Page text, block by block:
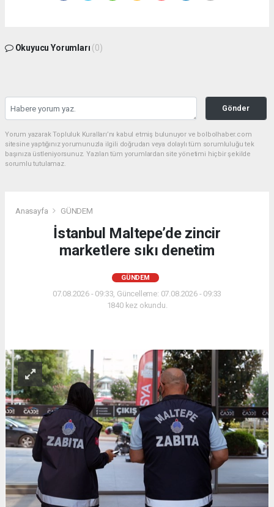
Okuyucu Yorumları (0)
Gönder
Yorum yazarak Topluluk Kuralları’nı kabul etmiş bulunuyor ve bolbolhaber.com
sitesine yaptığınız yorumunuzla ilgili doğrudan veya dolaylı tüm sorumluluğu tek
başınıza üstleniyorsunuz. Yazılan tüm yorumlardan site yönetimi hiçbir şekilde
sorumlu tutulamaz.
Anasayfa GÜNDEM
İstanbul Maltepe’de zincir
marketlere sıkı denetim
GÜNDEM
07.08.2026 - 09:33, Güncelleme: 07.08.2026 - 09:33
1840 kez okundu.